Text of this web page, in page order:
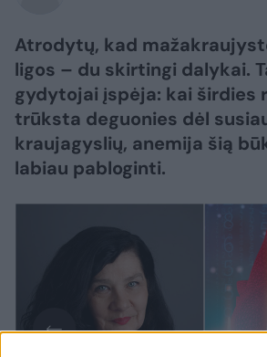
Atrodytų, kad
ligos – du skirtingi dalykai.
gydytojai įspėja: kai širdies
trūksta deguonies dėl
kraujagyslių, anemija šią
labiau pabloginti.